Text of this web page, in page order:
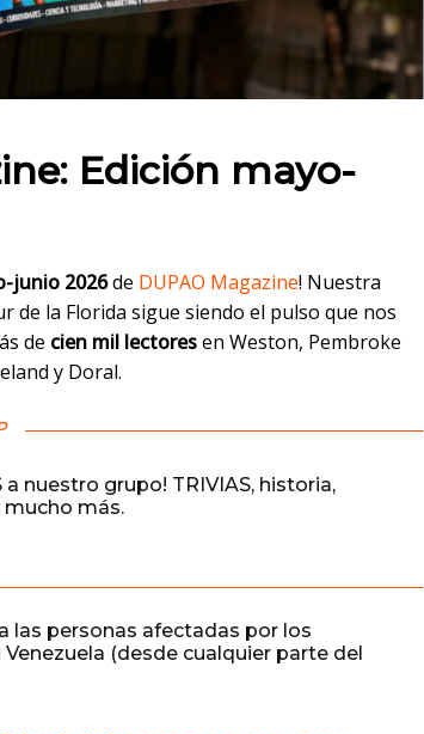
Edición mayo-
junio 2026de DUPAO Magazine! Nuestra
de la Florida sigue siendo el pulso que nos
de cien mil lectoresen Weston, Pembroke
y Doral.
a nuestro grupo! TRIVIAS, historia,
más.
las personas afectadas por los
(desde cualquier parte del